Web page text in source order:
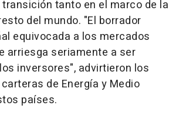
tanto en el marco de la
del mundo. "El borrador
equivocada a los mercados
arriesga seriamente a ser
inversores", advirtieron los
de Energía y Medio
países.